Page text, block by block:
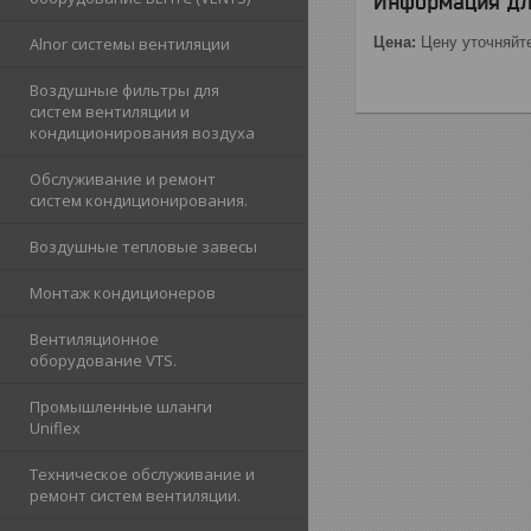
Alnor cистемы вентиляции
Воздушные фильтры для
систем вентиляции и
кондиционирования воздуха
Обслуживание и ремонт
систем кондиционирования.
Воздушные тепловые завесы
Монтаж кондиционеров
Вентиляционное
оборудование VTS.
Промышленные шланги
Uniflex
Техническое обслуживание и
ремонт систем вентиляции.
Цена: Цену